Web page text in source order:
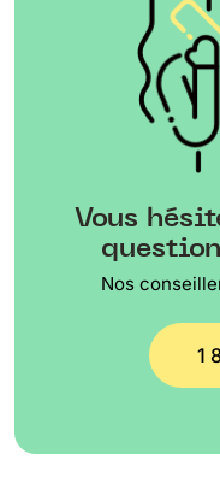
Vous
Nos
1